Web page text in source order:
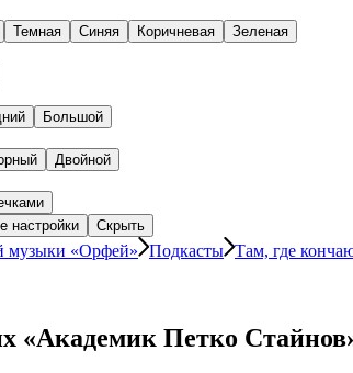
Темная Синяя Коричневая Зеленая
Большой
Двойной
настройки
Скрыть
музыки «Орфей» Подкасты Там, где
«Академик Петко